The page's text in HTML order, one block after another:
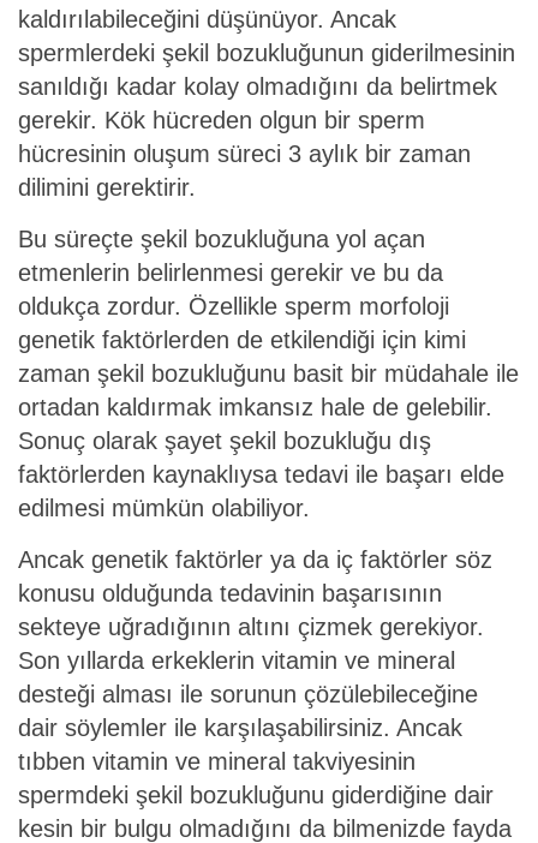
kaldırılabileceğini düşünüyor. Ancak
spermlerdeki şekil bozukluğunun giderilmesinin
sanıldığı kadar kolay olmadığını da belirtmek
gerekir. Kök hücreden olgun bir sperm
hücresinin oluşum süreci 3 aylık bir zaman
dilimini gerektirir.
Bu süreçte şekil bozukluğuna yol açan
etmenlerin belirlenmesi gerekir ve bu da
oldukça zordur. Özellikle sperm morfoloji
genetik faktörlerden de etkilendiği için kimi
zaman şekil bozukluğunu basit bir müdahale ile
ortadan kaldırmak imkansız hale de gelebilir.
Sonuç olarak şayet şekil bozukluğu dış
faktörlerden kaynaklıysa tedavi ile başarı elde
edilmesi mümkün olabiliyor.
Ancak genetik faktörler ya da iç faktörler söz
konusu olduğunda tedavinin başarısının
sekteye uğradığının altını çizmek gerekiyor.
Son yıllarda erkeklerin vitamin ve mineral
desteği alması ile sorunun çözülebileceğine
dair söylemler ile karşılaşabilirsiniz. Ancak
tıbben vitamin ve mineral takviyesinin
spermdeki şekil bozukluğunu giderdiğine dair
kesin bir bulgu olmadığını da bilmenizde fayda